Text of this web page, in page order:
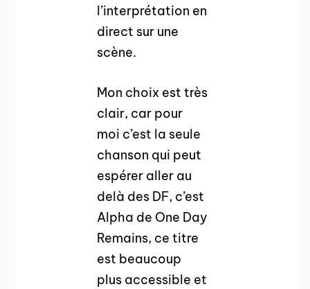
l’interprétation en
direct sur une
scène.
Mon choix est très
clair, car pour
moi c’est la seule
chanson qui peut
espérer aller au
delà des DF, c’est
Alpha de One Day
Remains, ce titre
est beaucoup
plus accessible et